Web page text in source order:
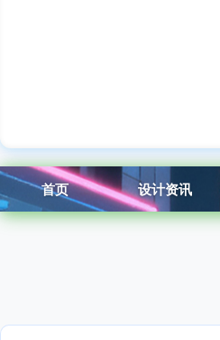
首页 设计资讯